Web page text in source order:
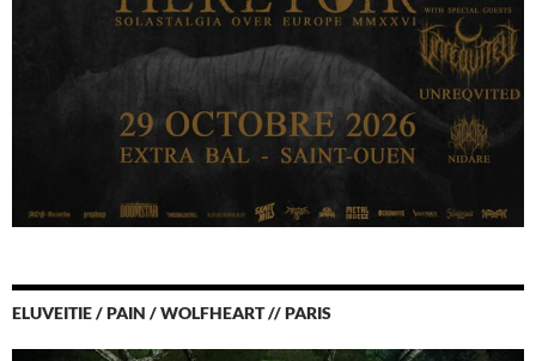
ELUVEITIE / PAIN / WOLFHEART // PARIS